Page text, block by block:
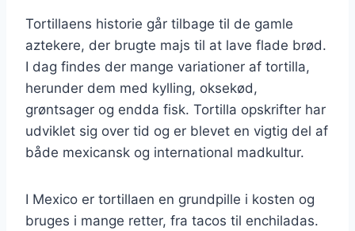
Tortillaens historie går tilbage til de gamle
aztekere, der brugte majs til at lave flade brød.
I dag findes der mange variationer af tortilla,
herunder dem med kylling, oksekød,
grøntsager og endda fisk. Tortilla opskrifter har
udviklet sig over tid og er blevet en vigtig del af
både mexicansk og international madkultur.
I Mexico er tortillaen en grundpille i kosten og
bruges i mange retter, fra tacos til enchiladas.